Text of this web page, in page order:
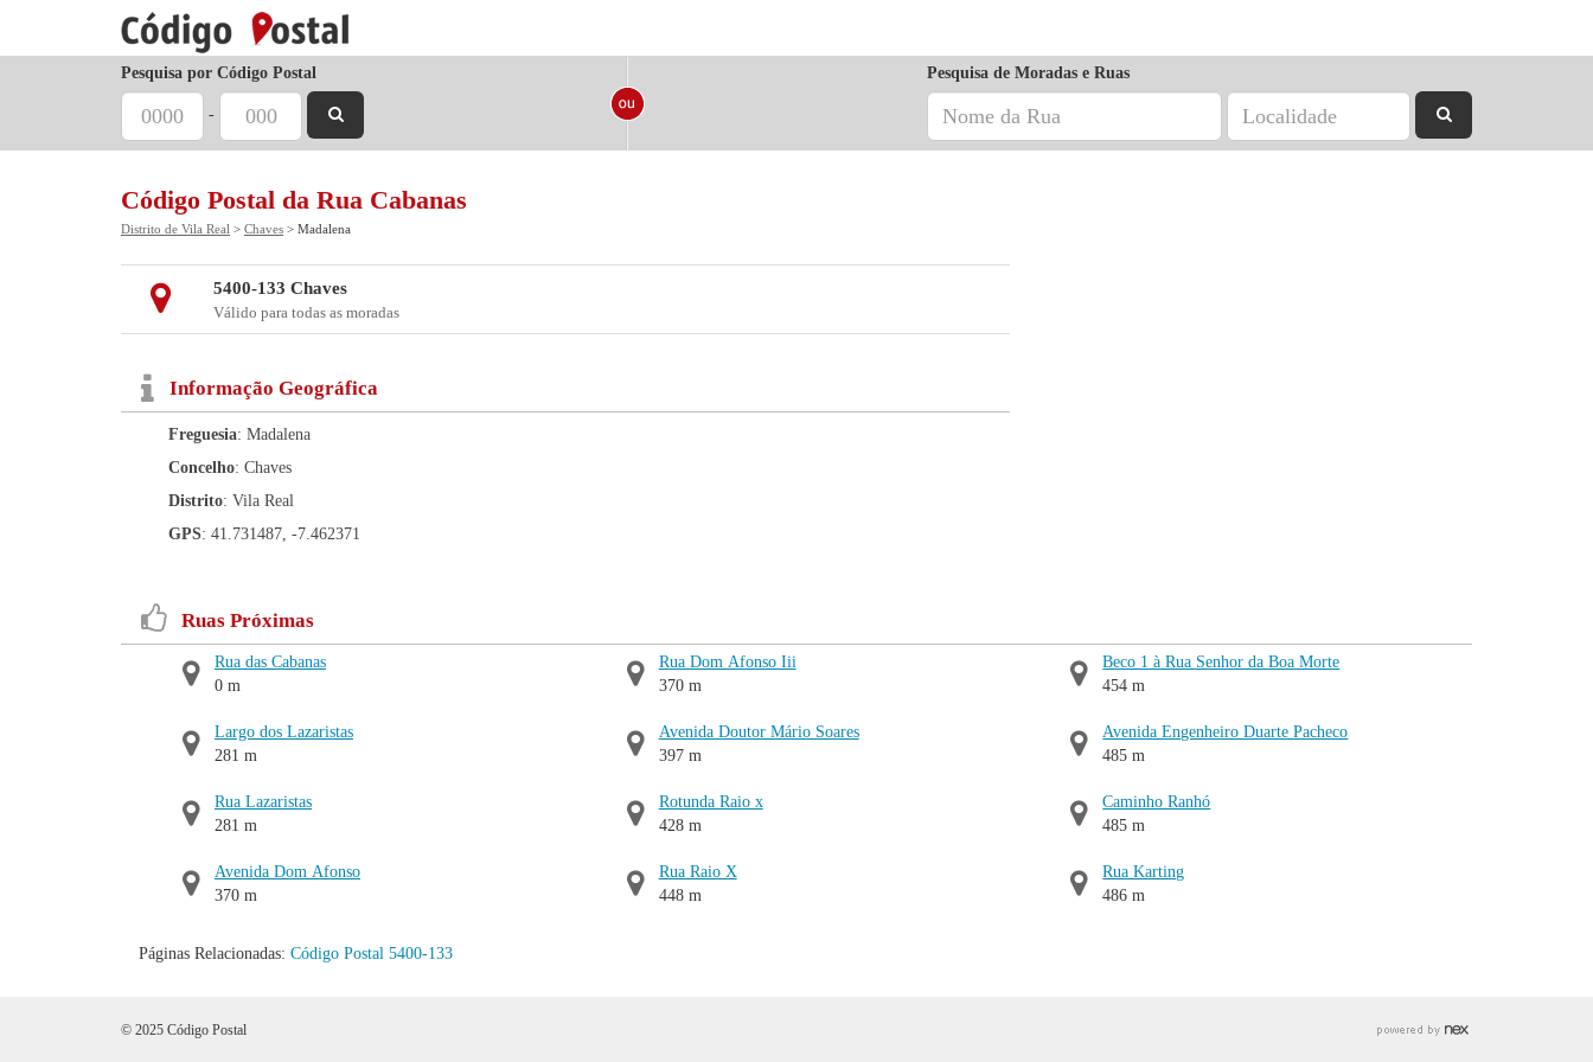
Pesquisa por Código Postal
-
Pesquisa de Moradas e Ruas
Código Postal da Rua Cabanas
Distrito de Vila Real > Chaves > Madalena
5400-133 Chaves
Válido para todas as moradas
Informação Geográfica
Freguesia: Madalena
Concelho: Chaves
Distrito: Vila Real
GPS: 41.731487, -7.462371
Ruas Próximas
Rua das Cabanas
0 m
Largo dos Lazaristas
281 m
Rua Lazaristas
281 m
Avenida Dom Afonso
370 m
Rua Dom Afonso Iii
370 m
Avenida Doutor Mário Soares
397 m
Rotunda Raio x
428 m
Rua Raio X
448 m
Beco 1 à Rua Senhor da Boa Morte
454 m
Avenida Engenheiro Duarte Pacheco
485 m
Caminho Ranhó
485 m
Rua Karting
486 m
Páginas Relacionadas: Código Postal 5400-133
© 2025 Código Postal